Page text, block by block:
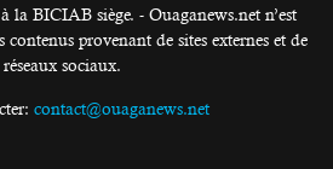
la BICIAB siège. - Ouaganews.net n’est
contenus provenant de sites externes et de
réseaux sociaux.
contact@ouaganews.net